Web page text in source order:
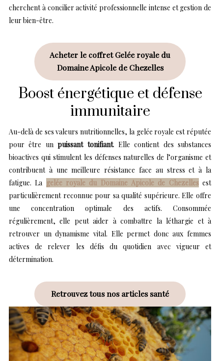
cherchent à concilier activité professionnelle intense et gestion de
leur bien-être.
Acheter le coffret Gelée royale du
Domaine Apicole de Chezelles
Boost énergétique et défense
immunitaire
Au-delà de ses valeurs nutritionnelles, la gelée royale est réputée
pour être unpuissant tonifiant. Elle contient des substances
bioactives qui stimulent les défenses naturelles de l’organisme et
contribuent à une meilleure résistance face au stress et à la
fatigue. La gelée royale du Domaine Apicole de Chezellesest
particulièrement reconnue pour sa qualité supérieure. Elle offre
une concentration optimale des actifs. Consommée
régulièrement, elle peut aider à combattre la léthargie et à
retrouver un dynamisme vital. Elle permet donc aux femmes
actives de relever les défis du quotidien avec vigueur et
détermination.
Retrouvez tous nos articles santé